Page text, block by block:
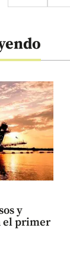
y
el primer